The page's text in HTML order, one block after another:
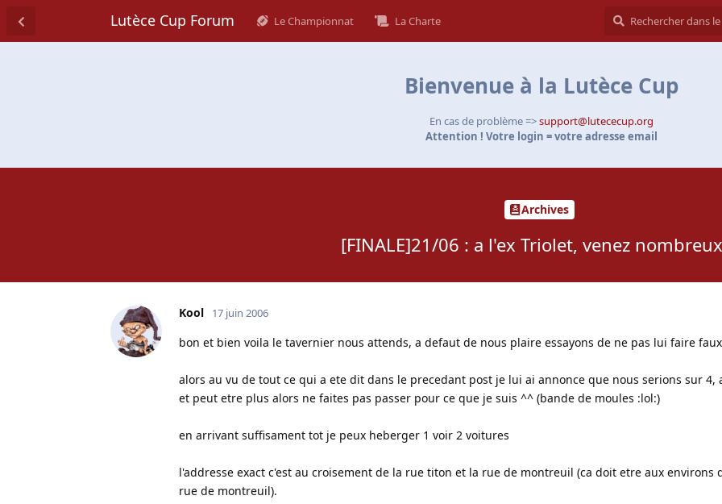
Lutèce Cup Forum Le Championnat La Charte
Bienvenue à la Lutèce Cup
En cas de problème =>support@lutececup.org
Attention ! Votre login = votre adresse email
Archives
[FINALE]21/06 : a l'ex Triolet, venez
Kool 17 juin 2006
bon et bien voila le tavernier nous attends, a defaut de nous plaire essayons de ne pas lui faire
alors au vu de tout ce qui a ete dit dans le precedant post je lui ai annonce que nous serions sur 4,
et peut etre plus alors ne faites pas passer pour ce que je suis ^^ (bande de moules :lol:)
en arrivant suffisament tot je peux heberger 1 voir 2 voitures
l'addresse exact c'est au croisement de la rue titon et la rue de montreuil (ca doit etre aux environs
rue de montreuil).